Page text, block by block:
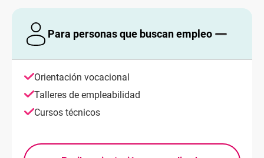
Para personas que buscan empleo
Orientación vocacional
Talleres de empleabilidad
Cursos técnicos